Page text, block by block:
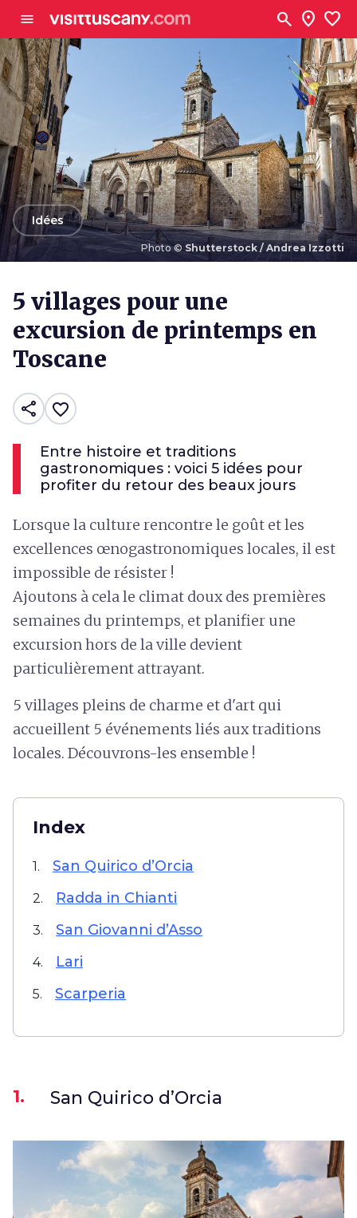
menu search location_on favorite
Photo ©Shutterstock / Andrea Izzotti
arrow_backIdées
5 villages pour une
excursion de printemps en
Toscane
share favorite_border
Entre histoire et traditions
gastronomiques : voici 5 idées pour
profiter du retour des beaux jours
Lorsque la culture rencontre le goût et les
excellences œnogastronomiques locales, il est
impossible de résister !
Ajoutons à cela le climat doux des premières
semaines du printemps, et planifier une
excursion hors de la ville devient
particulièrement attrayant.
5 villages pleins de charme et d'art qui
accueillent 5 événements liés aux traditions
locales. Découvrons-les ensemble !
Index
1. San Quirico d’Orcia
2. Radda in Chianti
3. San Giovanni d’Asso
4. Lari
5. Scarperia
1. San Quirico d’Orcia